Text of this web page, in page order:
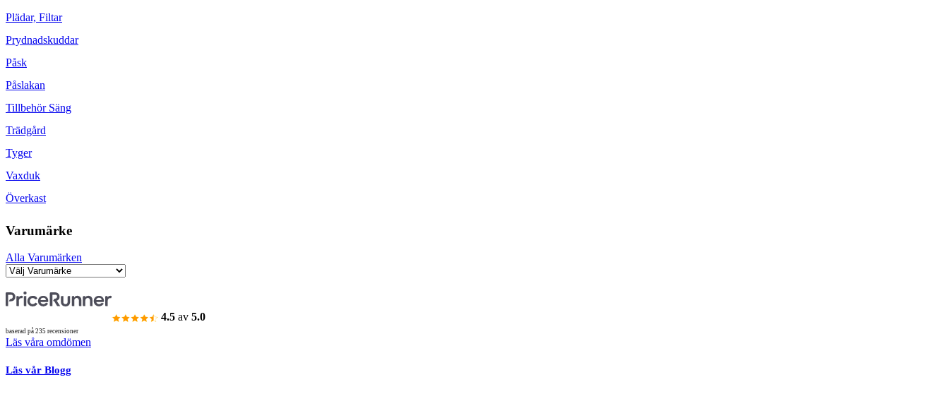
Plädar, Filtar
Prydnadskuddar
Påsk
Påslakan
Tillbehör Säng
Trädgård
Tyger
Vaxduk
Överkast
Varumärke
Alla Varumärken
4.5 av 5.0
baserad på 235 recensioner
Läs våra omdömen
Läs vår Blogg